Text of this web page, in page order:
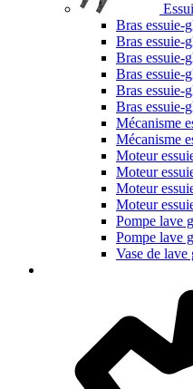
Bras essuie-
Bras essuie-
Bras essuie-
Bras essuie-
Bras essuie-
Bras essuie-
Mécanisme
Mécanisme
Moteur
Moteur
Moteur
Moteur
Pompe lave
Pompe lave
Vase de lave